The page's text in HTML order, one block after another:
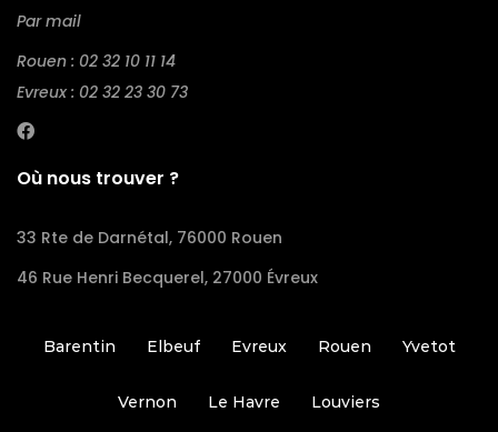
Par mail
Rouen : 02 32 10 11 14
Evreux : 02 32 23 30 73
Où nous trouver ?
33 Rte de Darnétal, 76000 Rouen
46 Rue Henri Becquerel, 27000 Évreux
Barentin Elbeuf Evreux Rouen Yvetot
Vernon Le Havre Louviers